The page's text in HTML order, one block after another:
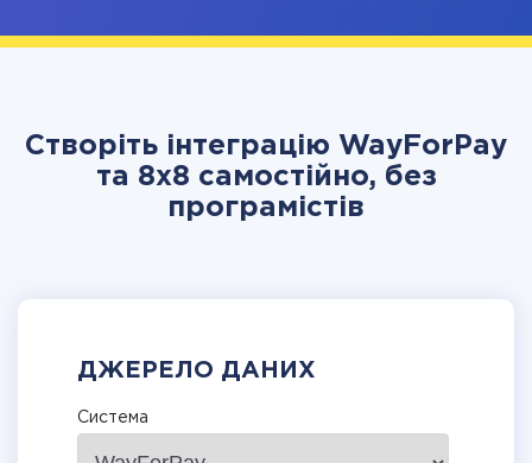
Створіть інтеграцію WayForPay
та 8x8 самостійно, без
програмістів
ДЖЕРЕЛО ДАНИХ
Система